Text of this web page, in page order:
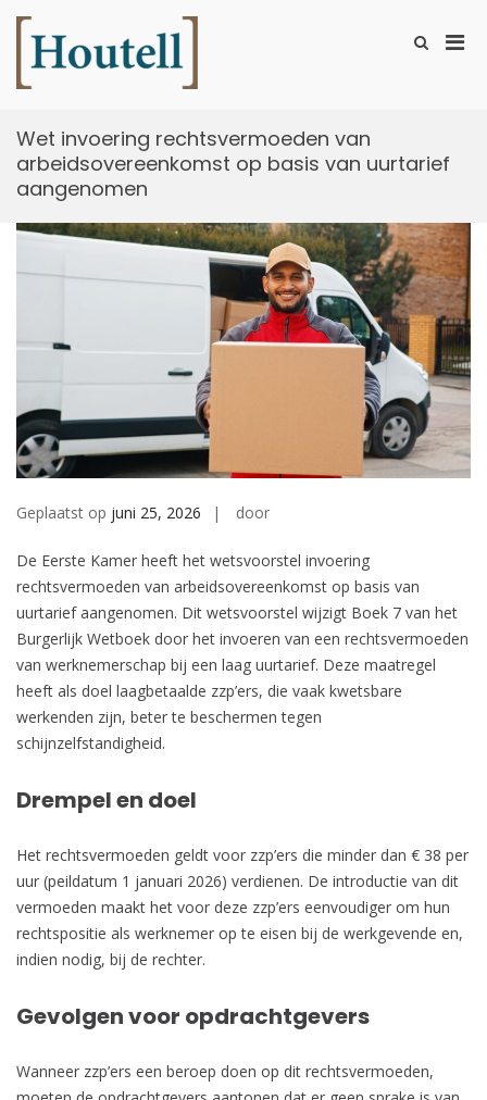
naar
inhoud
Toon
Wet invoering rechtsvermoeden van
arbeidsovereenkomst op basis van uurtarief
aangenomen
Geplaatst op juni 25, 2026 door
De Eerste Kamer heeft het wetsvoorstel invoering
rechtsvermoeden van arbeidsovereenkomst op basis van
uurtarief aangenomen. Dit wetsvoorstel wijzigt Boek 7 van het
Burgerlijk Wetboek door het invoeren van een rechtsvermoeden
van werknemerschap bij een laag uurtarief. Deze maatregel
heeft als doel laagbetaalde zzp’ers, die vaak kwetsbare
werkenden zijn, beter te beschermen tegen
schijnzelfstandigheid.
Drempel en doel
Het rechtsvermoeden geldt voor zzp’ers die minder dan € 38 per
uur (peildatum 1 januari 2026) verdienen. De introductie van dit
vermoeden maakt het voor deze zzp’ers eenvoudiger om hun
rechtspositie als werknemer op te eisen bij de werkgevende en,
indien nodig, bij de rechter.
Gevolgen voor opdrachtgevers
Wanneer zzp’ers een beroep doen op dit rechtsvermoeden,